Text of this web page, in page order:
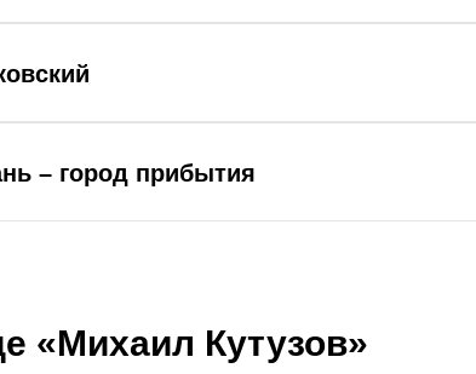
– город прибытия
«Михаил Кутузов»